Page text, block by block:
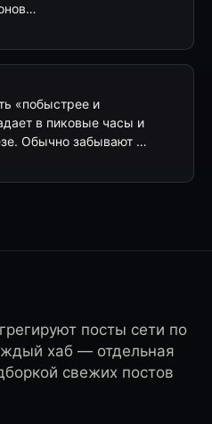
«побыстрее и
в пиковые часы и
Обычно забывают …
посты сети по
хаб — отдельная
свежих постов